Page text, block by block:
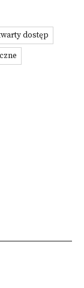
dostęp